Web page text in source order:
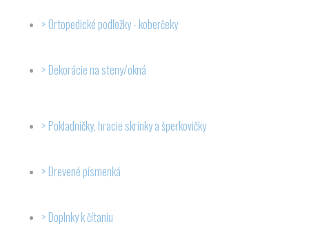
Ortopedické podložky - koberčeky
Dekorácie na steny/okná
Pokladničky, hracie skrinky a šperkovičky
Drevené písmenká
Doplnky k čítaniu